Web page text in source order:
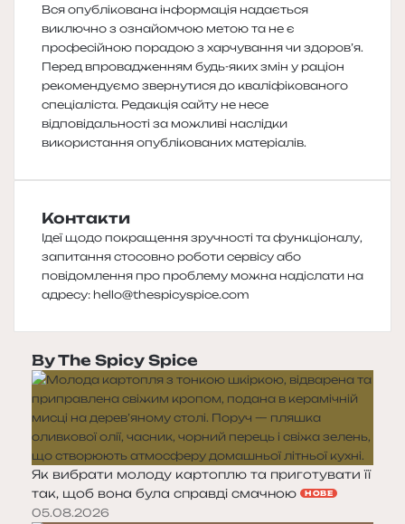
Вся опублікована інформація надається
виключно з ознайомчою метою та не є
професійною порадою з харчування чи здоров’я.
Перед впровадженням будь-яких змін у раціон
рекомендуємо звернутися до кваліфікованого
спеціаліста. Редакція сайту не несе
відповідальності за можливі наслідки
використання опублікованих матеріалів.
Контакти
Ідеї щодо покращення зручності та функціоналу,
запитання стосовно роботи сервісу або
повідомлення про проблему можна надіслати на
адресу: hello@thespicyspice.com
By The Spicy Spice
Як вибрати молоду картоплю та приготувати її
так, щоб вона була справді смачною
НОВЕ
05.08.2026